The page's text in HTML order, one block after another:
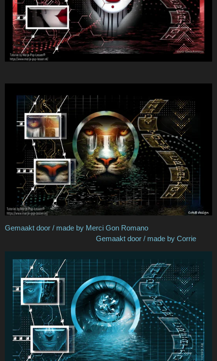
Gemaakt door / made by Merci Gon Romano
Gemaakt door / made by Corrie